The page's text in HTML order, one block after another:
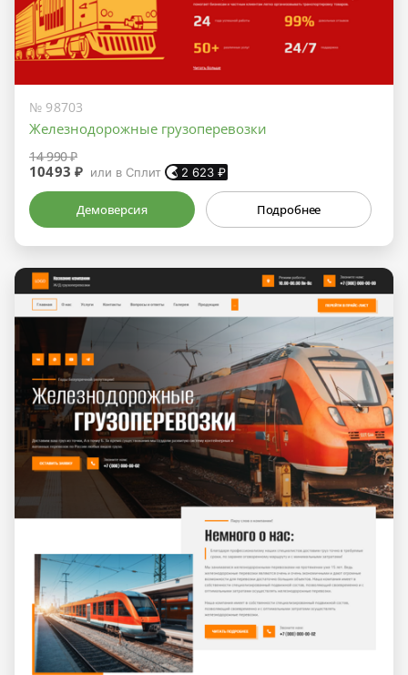
№ 98703
Железнодорожные грузоперевозки
14 990 ₽
10493 ₽ или в Сплит 2 623 ₽
Демоверсия Подробнее